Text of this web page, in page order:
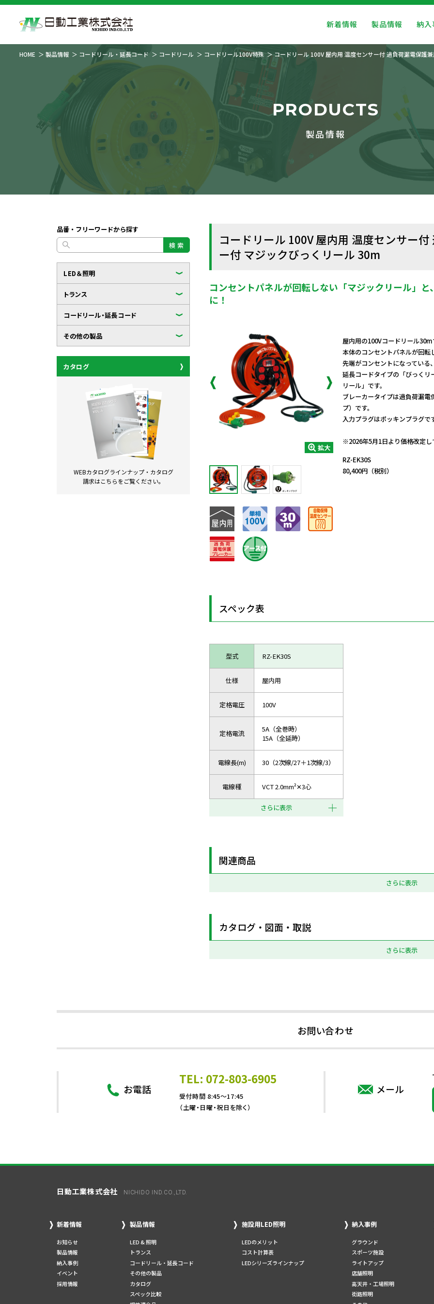
新着情報 製品情報 納入
HOME 製品情報 コードリール・延長コード コードリール コードリール100V特殊 コードリール 100V 屋内用 温度センサー付 過負荷漏電保護
PRODUCTS
製品情報
品番・フリーワードから探す
検 索
LED＆照明
トランス
コードリール・延長コード
その他の製品
カタログ
WEBカタログラインナップ・ カタログ
請求はこちらをご覧ください。
コードリール 100V 屋内用 温度センサー
ー付 マジックびっくリール 30m
コンセントパネルが回転しない「マジックリール」
に！
拡大
屋内用の100Vコードリール30m
本体のコンセントパネルが回転
先端がコンセントになっている
延長コードタイプの「びっくリ
リール」です。
ブレーカータイプは過負荷漏
プ）です。
入力プラグはポッキンプラグです
※2026年5月1日より価格改定し
RZ-EK30S
80,400円（税別）
スペック表
型式 RZ-EK30S
仕様 屋内用
定格電圧 100V
定格電流
5A（全巻時）
15A（全延時）
電線長(m) 30（2次線/27＋1次線/3）
電線種 VCT 2.0mm²✕3心
さらに表示
関連商品
さらに表示
カタログ・図面・取説
さらに表示
お問い合わせ
お電話
TEL: 072-803-6905
受付時間 8:45～17:45
（土曜・日曜・祝日を除く）
メール
日動工業株式会社 NICHIDO IND.CO.,LTD.
新着情報
お知らせ
製品情報
納入事例
イベント
採用情報
製品情報
LED & 照明
トランス
コードリール・延長コード
その他の製品
カタログ
スペック比較
施設用LED照明
LEDのメリット
コスト計算表
LEDシリーズラインナップ
納入事例
グラウンド
スポーツ施設
ライトアップ
店舗照明
高天井・工場照明
街路照明